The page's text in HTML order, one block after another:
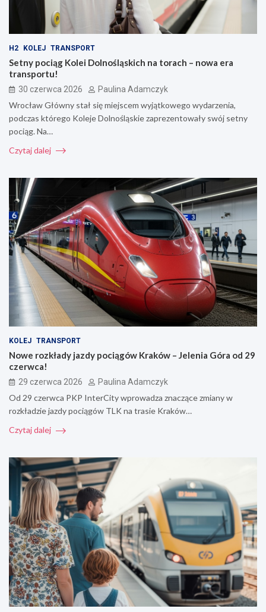
H2 KOLEJ TRANSPORT
Setny pociąg Kolei Dolnośląskich na torach – nowa era
transportu!
30 czerwca 2026 Paulina Adamczyk
Wrocław Główny stał się miejscem wyjątkowego wydarzenia,
podczas którego Koleje Dolnośląskie zaprezentowały swój setny
pociąg. Na…
Czytaj dalej
KOLEJ TRANSPORT
Nowe rozkłady jazdy pociągów Kraków – Jelenia Góra od 29
czerwca!
29 czerwca 2026 Paulina Adamczyk
Od 29 czerwca PKP InterCity wprowadza znaczące zmiany w
rozkładzie jazdy pociągów TLK na trasie Kraków…
Czytaj dalej